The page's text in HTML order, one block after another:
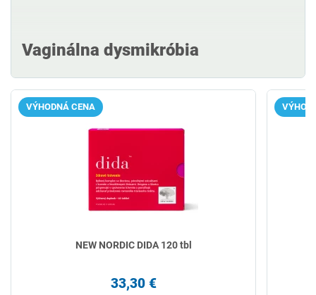
Vaginálna dysmikróbia
VÝHODNÁ CENA
NEW NORDIC DIDA 120 tbl
33,30 €